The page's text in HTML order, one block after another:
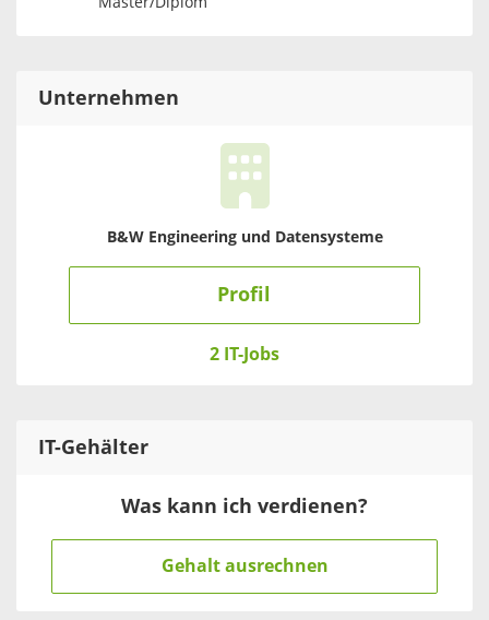
Unternehmen
B&W Engineering und Datensysteme
Profil
2 IT-Jobs
IT-Gehälter
Was kann ich verdienen?
Gehalt ausrechnen